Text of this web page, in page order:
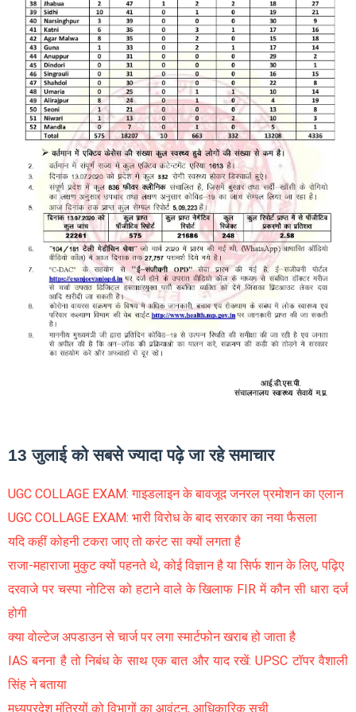
13 जुलाई को सबसे ज्यादा पढ़े जा रहे समाचार
UGC COLLAGE EXAM: गाइडलाइन के बावजूद जनरल प्रमोशन का एलान
UGC COLLAGE EXAM: भारी विरोध के बाद सरकार का नया फैसला
यदि कहीं कोहनी टकरा जाए तो करंट सा क्यों लगता है
राजा-महाराजा मुकुट क्यों पहनते थे, कोई विज्ञान है या सिर्फ शान के लिए, पढ़िए
दरवाजे पर चस्पा नोटिस को हटाने वाले के खिलाफ FIR में कौन सी धारा दर्ज
होगी
क्या वोल्टेज अपडाउन से चार्ज पर लगा स्मार्टफोन खराब हो जाता है
IAS बनना है तो निबंध के साथ एक बात और याद रखें: UPSC टॉपर वैशाली
सिंह ने बताया
मध्यप्रदेश म़ंत्रियों को विभागों का आवंटन, आधिकारिक सूची